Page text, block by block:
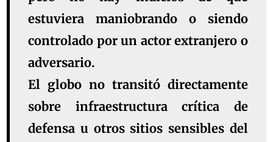
estuviera maniobrando o siendo
controlado por un actor extranjero o
adversario.
El globo no transitó directamente
sobre infraestructura crítica de
defensa u otros sitios sensibles del